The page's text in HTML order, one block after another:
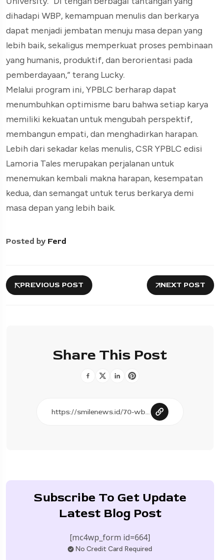
dihadapi WBP, kemampuan menulis dan berkarya
dapat menjadi jembatan menuju masa depan yang
lebih baik, sekaligus memperkuat proses pembinaan
yang humanis, produktif, dan berorientasi pada
pemberdayaan,” terang Lucky.
Melalui program ini, YPBLC berharap dapat
menumbuhkan optimisme baru bahwa setiap karya
memiliki kekuatan untuk mengubah perspektif,
membangun empati, dan menghadirkan harapan.
Lebih dari sekadar kelas menulis, CSR YPBLC edisi
Lamoria Tales merupakan perjalanan untuk
menemukan kembali makna harapan, kesempatan
kedua, dan semangat untuk terus berkarya demi
masa depan yang lebih baik.
Posted by Ferd
PREVIOUS POST NEXT POST
Share This Post
Subscribe To Get Update
Latest Blog Post
[mc4wp_form id=664]
No Credit Card Required